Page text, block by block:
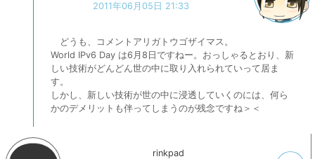
2011年06月05日 21:33
どうも、コメントアリガトウゴザイマス。
World IPv6 Day は6月8日ですねー。おっしゃるとおり、新
しい技術がどんどん世の中に取り入れられていって居ま
す。
しかし、新しい技術が世の中に浸透していくのには、何ら
かのデメリットも伴ってしまうのが残念ですね＞＜
rinkpad